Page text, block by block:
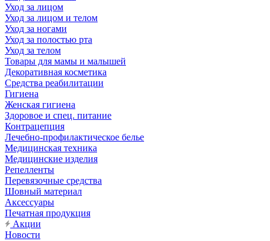
Уход за лицом
Уход за лицом и телом
Уход за ногами
Уход за полостью рта
Уход за телом
Товары для мамы и малышей
Декоративная косметика
Средства реабилитации
Гигиена
Женская гигиена
Здоровое и спец. питание
Контрацепция
Лечебно-профилактическое белье
Медицинская техника
Медицинские изделия
Репелленты
Перевязочные средства
Шовный материал
Аксессуары
Печатная продукция
Акции
Новости